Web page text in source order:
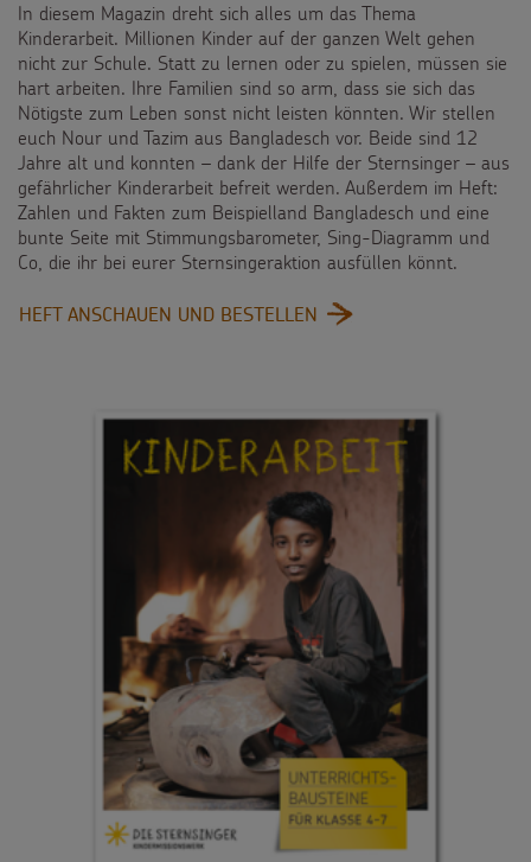
In diesem Magazin dreht sich alles um das Thema
Kinderarbeit. Millionen Kinder auf der ganzen Welt gehen
nicht zur Schule. Statt zu lernen oder zu spielen, müssen sie
hart arbeiten. Ihre Familien sind so arm, dass sie sich das
Nötigste zum Leben sonst nicht leisten könnten. Wir stellen
euch Nour und Tazim aus Bangladesch vor. Beide sind 12
Jahre alt und konnten – dank der Hilfe der Sternsinger – aus
gefährlicher Kinderarbeit befreit werden. Außerdem im Heft:
Zahlen und Fakten zum Beispielland Bangladesch und eine
bunte Seite mit Stimmungsbarometer, Sing-Diagramm und
Co, die ihr bei eurer Sternsingeraktion ausfüllen könnt.
HEFT ANSCHAUEN UND BESTELLEN